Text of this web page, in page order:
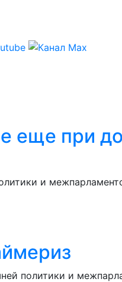
еще при
и
политики и